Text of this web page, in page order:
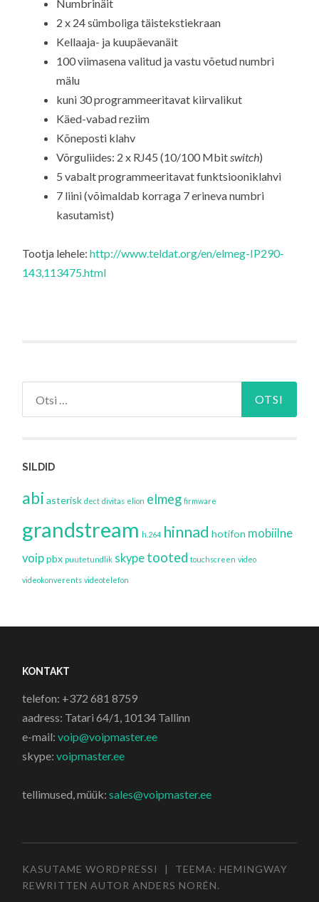
Numbrinäit
2 x 24 sümboliga täistekstiekraan
Kellaaja- ja kuupäevanäit
100 viimasena valitud ja vastu võetud numbri
mälu
kuni 30 programmeeritavat kiirvalikut
Käed-vabad reziim
Kõneposti klahv
Võrguliides: 2 x RJ45 (10/100 Mbitswitch)
5 vabalt programmeeritavat funktsiooniklahvi
7 liini (võimaldab korraga 7 erineva numbri
kasutamist)
Tootja lehele:http://www.teldat.org/en/elmeg-IP290-
143,113475.html
SILDID
abi asterisk dect divitas elion elmeg firmware
grandstream h.264 hinnad hotifon mobiilne
voippbx puutetundlik skype tooted touchscreen video
videokonverents videotelefon
KONTAKT
telefon: +372 681 8759
aadress: Tatari 64/1, 10134 Tallinn
e-mail:voip@voipmaster.ee
skype:voipmaster.ee
tellimused, müük:sales@voipmaster.ee
KASUTAME WORDPRESSI |
TEEMA: HEMINGWAY
REWRITTEN AUTORANDERS NORÉN.